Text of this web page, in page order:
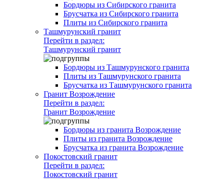
Бордюры из Сибирского гранита
Брусчатка из Сибирского гранита
Плиты из Сибирского гранита
Ташмурунский гранит
Перейти в раздел:
Ташмурунский гранит
Бордюры из Ташмурунского гранита
Плиты из Ташмурунского гранита
Брусчатка из Ташмурунского гранита
Гранит Возрождение
Перейти в раздел:
Гранит Возрождение
Бордюры из гранита Возрождение
Плиты из гранита Возрождение
Брусчатка из гранита Возрождение
Покостовский гранит
Перейти в раздел:
Покостовский гранит